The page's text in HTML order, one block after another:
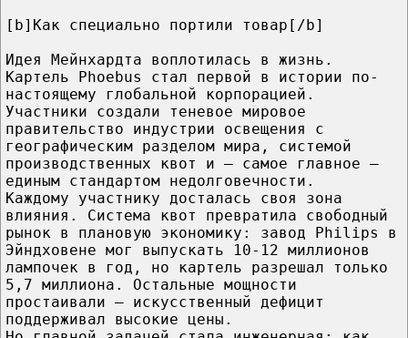
[b]Как специально портили товар[/b]
Идея Мейнхардта воплотилась в жизнь.
Картель Phoebus стал первой в истории по-
настоящему глобальной корпорацией.
Участники создали теневое мировое
правительство индустрии освещения с
географическим разделом мира, системой
производственных квот и — самое главное —
единым стандартом недолговечности.
Каждому участнику досталась своя зона
влияния. Система квот превратила свободный
рынок в плановую экономику: завод Philips в
Эйндховене мог выпускать 10-12 миллионов
лампочек в год, но картель разрешал только
5,7 миллиона. Остальные мощности
простаивали — искусственный дефицит
поддерживал высокие цены.